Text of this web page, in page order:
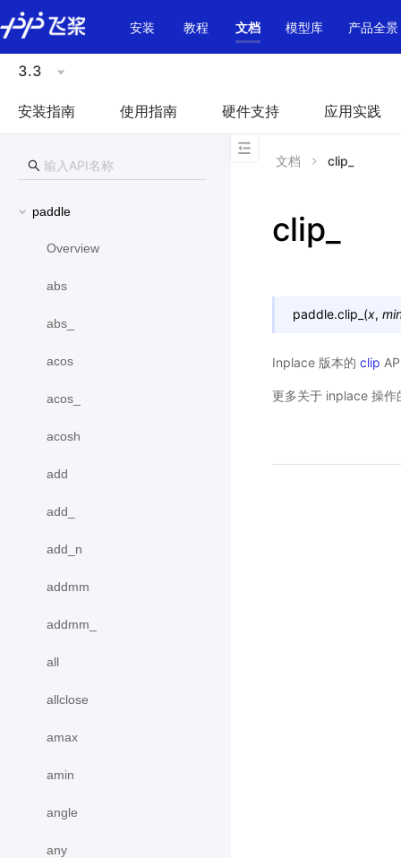
\u200E
安装
教程 文档 模型库 产品全景
3.3
安装指南 使用指南 硬件支持 应用实践
paddle
Overview
abs
abs_
acos
acos_
acosh
add
add_
add_n
addmm
addmm_
all
allclose
amax
amin
angle
any
文档 clip_
clip_
paddle.clip_ (x,
Inplace 版本的 clip
更多关于 inplace 操